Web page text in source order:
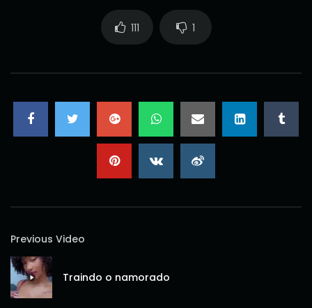
111 1
Previous Video
Traindo o namorado